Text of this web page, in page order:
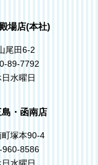
場店(本社)
尾田6-2
89-7792
水曜日
島・函南店
塚本90-4
8586